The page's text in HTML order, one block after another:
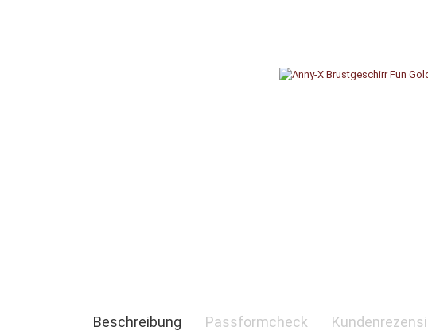
Beschreibung Passformcheck